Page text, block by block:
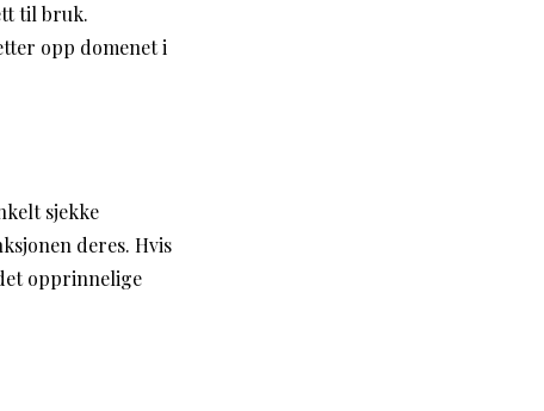
til bruk.
opp domenet i
sjekke
deres. Hvis
opprinnelige